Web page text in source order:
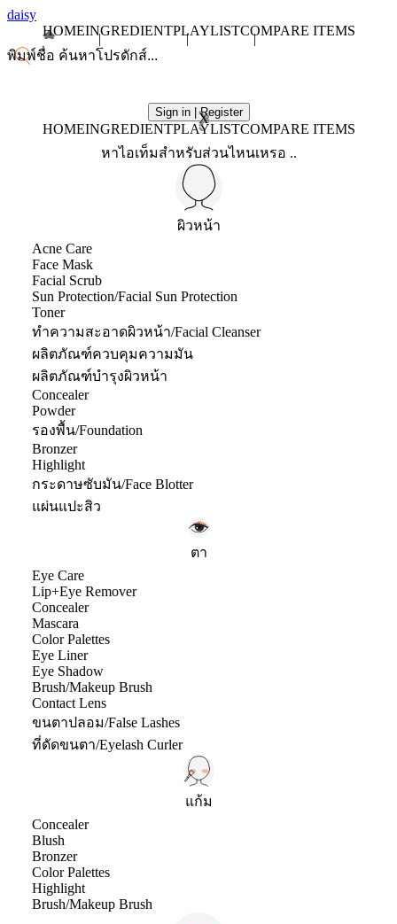
daisy
HOMEINGREDIENTPLAYLISTCOMPARE ITEMS
Sign in | Register
X
HOMEINGREDIENTPLAYLISTCOMPARE ITEMS
หาไอเท็มสำหรับส่วนไหนเหรอ ..
ผิวหน้า
Acne Care
Face Mask
Facial Scrub
Sun Protection/Facial Sun Protection
Toner
ทำความสะอาดผิวหน้า/Facial Cleanser
ผลิตภัณฑ์ควบคุมความมัน
ผลิตภัณฑ์บำรุงผิวหน้า
Concealer
Powder
รองพื้น/Foundation
Bronzer
Highlight
กระดาษซับมัน/Face Blotter
แผ่นแปะสิว
ตา
Eye Care
Lip+Eye Remover
Concealer
Mascara
Color Palettes
Eye Liner
Eye Shadow
Brush/Makeup Brush
Contact Lens
ขนตาปลอม/False Lashes
ที่ดัดขนตา/Eyelash Curler
แก้ม
Concealer
Blush
Bronzer
Color Palettes
Highlight
Brush/Makeup Brush